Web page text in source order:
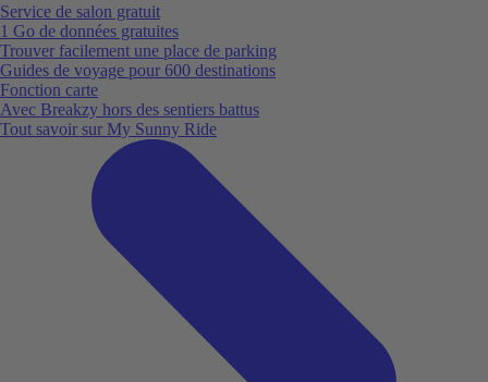
Service de salon gratuit
1 Go de données gratuites
Trouver facilement une place de parking
Guides de voyage pour 600 destinations
Fonction carte
Avec Breakzy hors des sentiers battus
Tout savoir sur My Sunny Ride